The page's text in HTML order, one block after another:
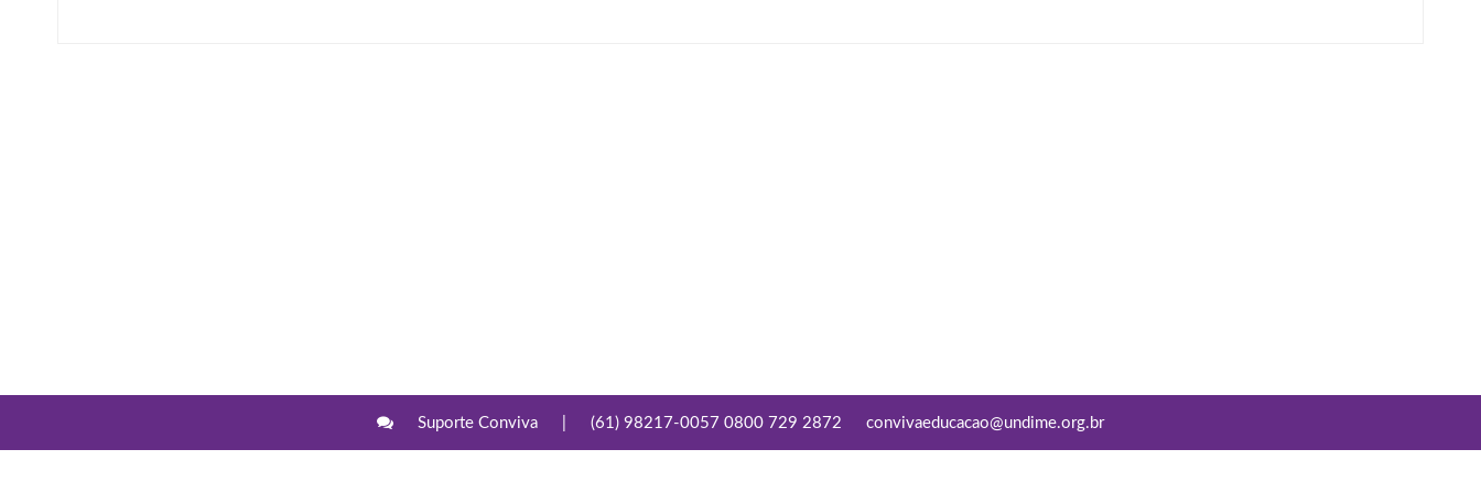
Suporte Conviva (61) 98217-0057 0800 729 2872 convivaeducacao@undime.org.br